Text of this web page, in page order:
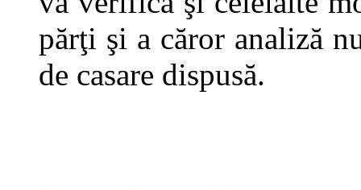
părţi şi a căror analiză
de casare dispusă.